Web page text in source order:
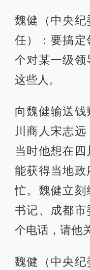
魏健（中央纪
任）：要搞
个对某一级领
这些人。
向魏健输送
川商人宋志远
当时他想在
能获得当地政
忙。魏健立刻
书记、成都市
个电话，请他
魏健（中央纪